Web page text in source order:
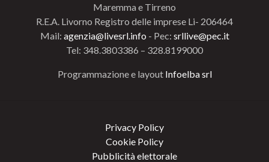
Maremma e Tirreno
R.E.A. Livorno Registro delle imprese Li- 206464
Mail: agenzia@livesrl.info - Pec: srllive@pec.it
Tel: 348.3803386 – 328.8199000
Programmazione e layout Infoelba srl
Privacy Policy
Cookie Policy
Pubblicità elettorale